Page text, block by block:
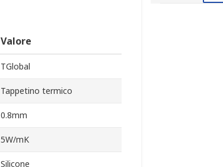
Valore
TGlobal
Tappetino termico
0.8mm
5W/mK
Silicone